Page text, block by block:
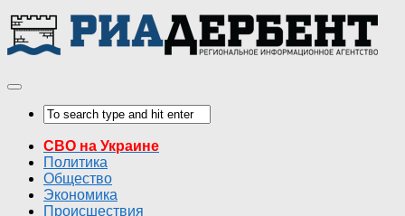
СВО на Украине
Политика
Общество
Экономика
Происшествия